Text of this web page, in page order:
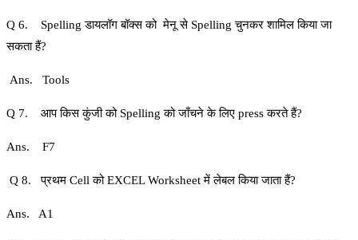
Q 6. Spelling डायलॉग बॉक्‍स को मेनू से Spelling चुनकर शामिल किया जा
सकता हैं?
Ans. Tools
Q 7. आप किस कुंजी को Spelling को जाँचने के लिए press करते हैं?
Ans. F7
Q 8. प्रथम Cell को EXCEL Worksheet में लेबल किया जाता हैं?
Ans. A1